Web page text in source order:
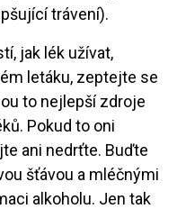
trávení).
jak lék užívat,
letáku, zeptejte se
to nejlepší zdroje
Pokud to oni
ani nedrťte. Buďte
šťávou a mléčnými
alkoholu. Jen tak